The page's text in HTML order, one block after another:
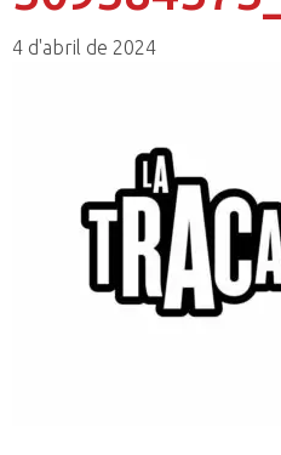
4 d'abril de 2024